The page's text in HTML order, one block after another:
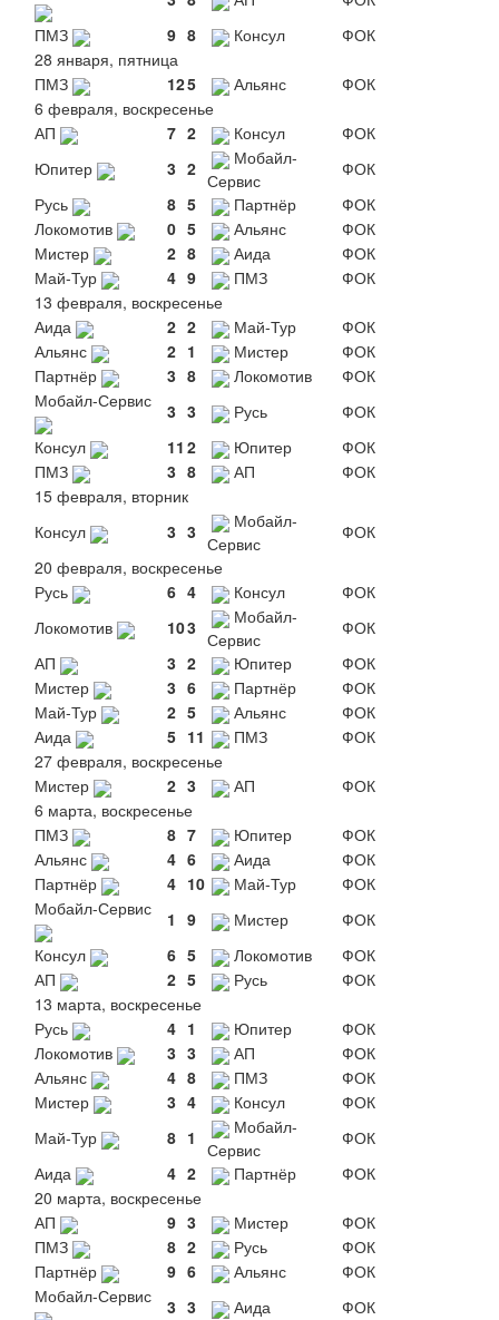
ПМЗ
9 8 Консул
ФОК
28 января, пятница
ПМЗ
125 Альянс
ФОК
6 февраля, воскресенье
АП
7 2 Консул
ФОК
Юпитер
3 2
Мобайл-
Сервис
ФОК
Русь
8 5 Партнёр
ФОК
Локомотив
0 5 Альянс
ФОК
Мистер
2 8 Аида
ФОК
Май-Тур
4 9 ПМЗ
ФОК
13 февраля, воскресенье
Аида
2 2 Май-Тур
ФОК
Альянс
2 1 Мистер
ФОК
Партнёр
3 8 Локомотив
ФОК
Мобайл-Сервис
3 3 Русь
ФОК
Консул
11 2 Юпитер
ФОК
ПМЗ
3 8 АП
ФОК
15 февраля, вторник
Консул
3 3
Мобайл-
Сервис
ФОК
20 февраля, воскресенье
Русь
6 4 Консул
ФОК
Локомотив
103
Мобайл-
Сервис
ФОК
АП
3 2 Юпитер
ФОК
Мистер
3 6 Партнёр
ФОК
Май-Тур
2 5 Альянс
ФОК
Аида
5 11 ПМЗ
ФОК
27 февраля, воскресенье
Мистер
2 3 АП
ФОК
6 марта, воскресенье
ПМЗ
8 7 Юпитер
ФОК
Альянс
4 6 Аида
ФОК
Партнёр
4 10 Май-Тур
ФОК
Мобайл-Сервис
1 9 Мистер
ФОК
Консул
6 5 Локомотив
ФОК
АП
2 5 Русь
ФОК
13 марта, воскресенье
Русь
4 1 Юпитер
ФОК
Локомотив
3 3 АП
ФОК
Альянс
4 8 ПМЗ
ФОК
Мистер
3 4 Консул
ФОК
Май-Тур
8 1
Мобайл-
Сервис
ФОК
Аида
4 2 Партнёр
ФОК
20 марта, воскресенье
АП
9 3 Мистер
ФОК
ПМЗ
8 2 Русь
ФОК
Партнёр
9 6 Альянс
ФОК
Мобайл-Сервис
3 3 Аида
ФОК